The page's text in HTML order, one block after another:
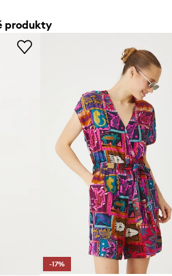
produkty
-17%